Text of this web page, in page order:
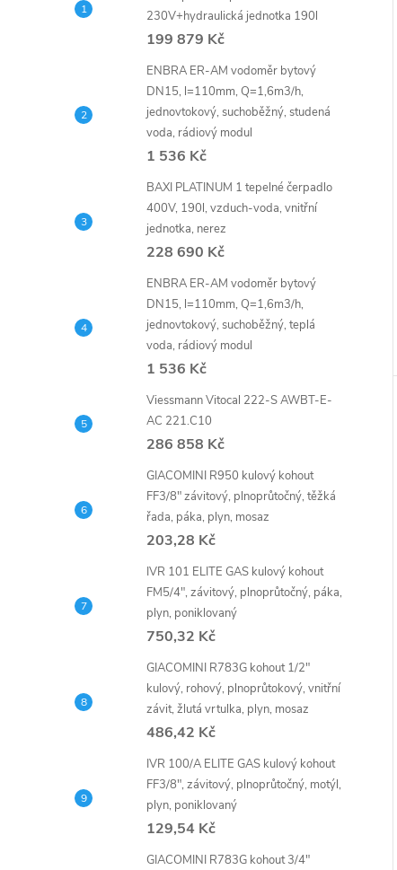
230V+hydraulická jednotka 190l
199 879 Kč
ENBRA ER-AM vodoměr bytový
DN15, l=110mm, Q=1,6m3/h,
jednovtokový, suchoběžný, studená
voda, rádiový modul
1 536 Kč
BAXI PLATINUM 1 tepelné čerpadlo
400V, 190l, vzduch-voda, vnitřní
jednotka, nerez
228 690 Kč
ENBRA ER-AM vodoměr bytový
DN15, l=110mm, Q=1,6m3/h,
jednovtokový, suchoběžný, teplá
voda, rádiový modul
1 536 Kč
Viessmann Vitocal 222-S AWBT-E-
AC 221.C10
286 858 Kč
GIACOMINI R950 kulový kohout
FF3/8" závitový, plnoprůtočný, těžká
řada, páka, plyn, mosaz
203,28 Kč
IVR 101 ELITE GAS kulový kohout
FM5/4", závitový, plnoprůtočný, páka,
plyn, poniklovaný
750,32 Kč
GIACOMINI R783G kohout 1/2"
kulový, rohový, plnoprůtokový, vnitřní
závit, žlutá vrtulka, plyn, mosaz
486,42 Kč
IVR 100/A ELITE GAS kulový kohout
FF3/8", závitový, plnoprůtočný, motýl,
plyn, poniklovaný
129,54 Kč
GIACOMINI R783G kohout 3/4"